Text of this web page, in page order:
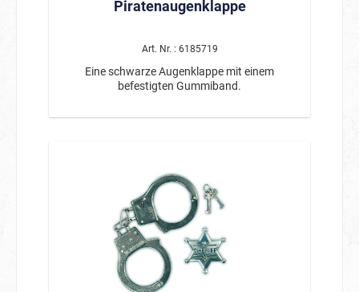
Piratenaugenklappe
Art. Nr. : 6185719
Eine schwarze Augenklappe mit einem
befestigten Gummiband.